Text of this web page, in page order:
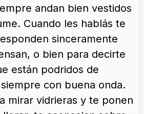
andan bien vestidos
Cuando les hablás te
sinceramente
o bien para decirte
están podridos de
con buena onda.
mirar vidrieras y te ponen